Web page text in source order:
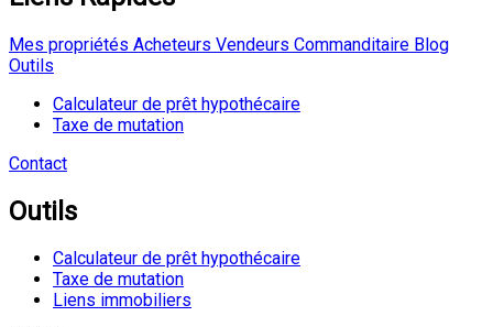
Mes propriétés Acheteurs Vendeurs Commanditaire Blog
Outils
Calculateur de prêt hypothécaire
Taxe de mutation
Contact
Outils
Calculateur de prêt hypothécaire
Taxe de mutation
Liens immobiliers